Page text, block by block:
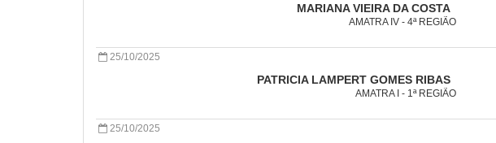
MARIANA VIEIRA DA COSTA
AMATRA IV - 4ª REGIÃO
25/10/2025
PATRICIA LAMPERT GOMES RIBAS
AMATRA I - 1ª REGIÃO
25/10/2025